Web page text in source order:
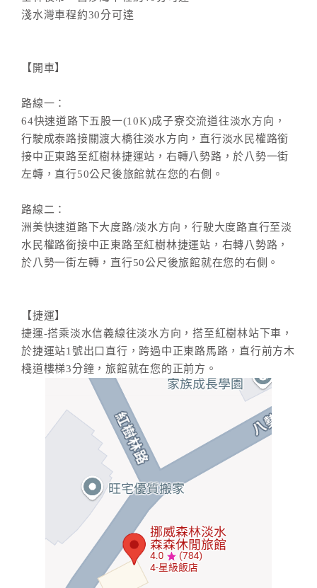
淺水灣車程約30分可達
【開車】
路線一：
64快速道路下五股一(10K)成子寮交流道往淡水方向，
行駛成泰路接關渡大橋往淡水方向，直行淡水民權路銜
接中正東路至紅樹林捷運站，右轉八勢路，於八勢一街
左轉，直行50公尺後旅館就在您的右側。
路線二：
洲美快速道路下大度路/淡水方向，行駛大度路直行至淡
水民權路銜接中正東路至紅樹林捷運站，右轉八勢路，
於八勢一街左轉，直行50公尺後旅館就在您的右側。
【捷運】
捷運-搭乘淡水信義線往淡水方向，搭至紅樹林站下車，
於捷運站1號出口直行，跨過中正東路馬路，直行前方木
棧道樓梯3分鐘，旅館就在您的正前方。